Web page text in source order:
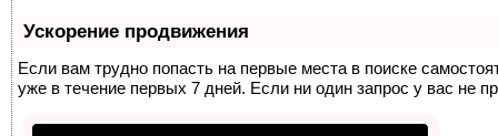
Ускорение продвижения
Если вам трудно попасть на первые места в поиске
уже в течение первых 7 дней. Если ни один запрос у вас не